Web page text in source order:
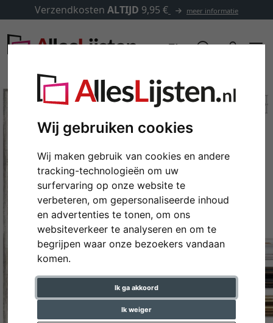
Wij gebruiken cookies
Wij maken gebruik van cookies en andere
tracking-technologieën om uw
surfervaring op onze website te
verbeteren, om gepersonaliseerde inhoud
en advertenties te tonen, om ons
websiteverkeer te analyseren en om te
begrijpen waar onze bezoekers vandaan
komen.
Ik ga akkoord
Ik weiger
Verzendkosten ALTIJD 9,95 € meer informatie
Terug